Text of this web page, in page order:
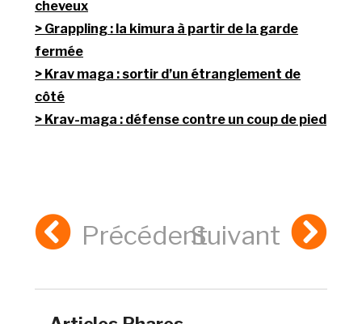
cheveux
Grappling : la kimura à partir de la garde
fermée
Krav maga : sortir d’un étranglement de
côté
Krav-maga : défense contre un coup de pied
PrécédentSuivant